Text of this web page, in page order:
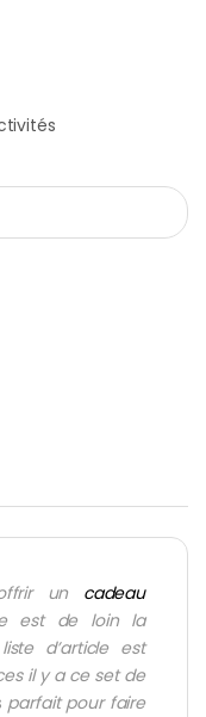
un cadeau
est de loin la
d’article est
il y a ce set de
parfait pour faire